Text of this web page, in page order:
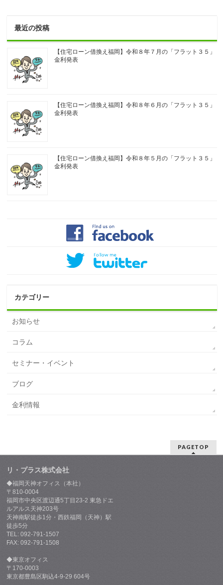
最近の投稿
【住宅ローン借換え福岡】令和８年７月の「フラット３５」
金利発表
【住宅ローン借換え福岡】令和８年６月の「フラット３５」
金利発表
【住宅ローン借換え福岡】令和８年５月の「フラット３５」
金利発表
カテゴリー
お知らせ
コラム
セミナー・イベント
ブログ
金利情報
PAGETOP
リ・プラス株式会社
◆福岡天神オフィス（本社）
〒810-0004
福岡市中央区渡辺通5丁目23-2 東急ドエ
ルアルス天神203号
天神南駅徒歩1分・西鉄福岡（天神）駅
徒歩5分
TEL: 092-791-1507
FAX: 092-791-1508
◆東京オフィス
〒170-0003
東京都豊島区駒込4-9-29 604号